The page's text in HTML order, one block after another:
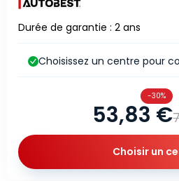
Durée de garantie : 2 ans
53,83 €
-30%
Choisissez un centre pour
Choisir un